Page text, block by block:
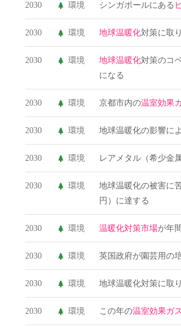
2030 環境 シンガポールにある
2030 環境 地球温暖化対策に取
2030 環境 地球温暖化対策のコ
になる
2030 環境 京都市内の温室効果
2030 環境 地球温暖化の影響に
2030 環境 レアメタル（希少金
2030 環境 地球温暖化の被害に
円）に達する
2030 環境 温暖化対策市場が年
2030 環境 英国政府が園芸用の
2030 環境 地球温暖化対策に取
2030 環境 この年の温室効果ガス